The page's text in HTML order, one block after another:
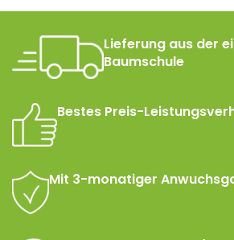
Lieferung aus der
Baumschule
Bestes Preis-
Mit 3-monatiger